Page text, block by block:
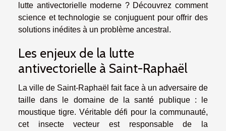
lutte antivectorielle moderne ? Découvrez comment
science et technologie se conjuguent pour offrir des
solutions inédites à un problème ancestral.
Les enjeux de la lutte
antivectorielle à Saint-Raphaël
La ville de Saint-Raphaël fait face à un adversaire de
taille dans le domaine de la santé publique : le
moustique tigre. Véritable défi pour la communauté,
cet insecte vecteur est responsable de la